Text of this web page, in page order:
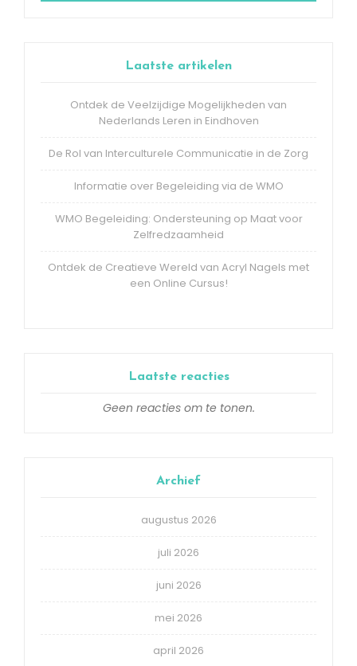
Laatste artikelen
Ontdek de Veelzijdige Mogelijkheden van
Nederlands Leren in Eindhoven
De Rol van Interculturele Communicatie in de Zorg
Informatie over Begeleiding via de WMO
WMO Begeleiding: Ondersteuning op Maat voor
Zelfredzaamheid
Ontdek de Creatieve Wereld van Acryl Nagels met
een Online Cursus!
Laatste reacties
Geen reacties om te tonen.
Archief
augustus 2026
juli 2026
juni 2026
mei 2026
april 2026